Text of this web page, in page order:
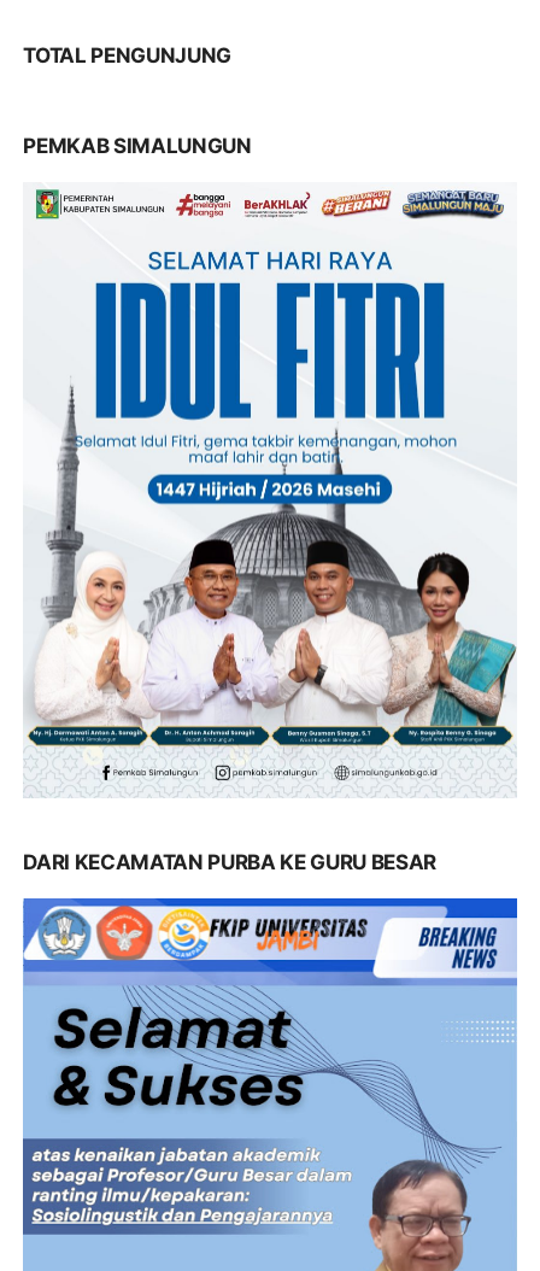
TOTAL PENGUNJUNG
PEMKAB SIMALUNGUN
DARI KECAMATAN PURBA KE GURU BESAR